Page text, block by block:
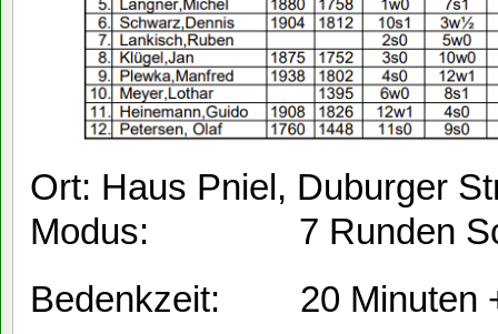
Ort: Haus Pniel, Duburger
Modus: 7 Runden
Bedenkzeit: 20 Minuten +